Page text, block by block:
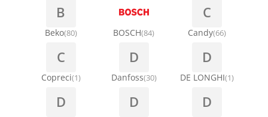
Stakla i okviri vrata za veš mašinu
Termostati i hidrostati za veš mašine
Ostali materijal za montažu klima uređaja
B
Beko(80) BOSCH(84)
C
Candy(66)
C
Copreci(1)
D
Danfoss(30)
D
DE LONGHI(1)
D D D